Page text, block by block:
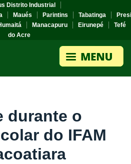
Distrito Industrial
Maués Parintins Tabatinga
Manacapuru Eirunepé
Tefé
do Acre
durante o
do IFAM